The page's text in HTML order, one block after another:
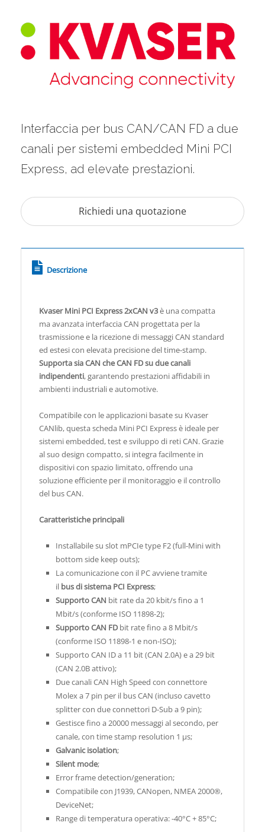
Interfaccia per bus CAN/CAN FD a due
canali per sistemi embedded Mini PCI
Express, ad elevate prestazioni.
Descrizione
Kvaser Mini PCI Express 2xCAN v3è una compatta
ma avanzata interfaccia CAN progettata per la
trasmissione e la ricezione di messaggi CAN standard
ed estesi con elevata precisione del time-stamp.
Supporta sia CAN che CAN FD su due canali
indipendenti, garantendo prestazioni affidabili in
ambienti industriali e automotive.
Compatibile con le applicazioni basate su Kvaser
CANlib, questa scheda Mini PCI Express è ideale per
sistemi embedded, test e sviluppo di reti CAN. Grazie
al suo design compatto, si integra facilmente in
dispositivi con spazio limitato, offrendo una
soluzione efficiente per il monitoraggio e il controllo
del bus CAN.
Caratteristiche principali
Installabile su slot mPCIe type F2 (full-Mini with
bottom side keep outs);
La comunicazione con il PC avviene tramite
il bus di sistema PCI Express;
Supporto CAN bit rate da 20 kbit/s fino a 1
Mbit/s (conforme ISO 11898-2);
Supporto CAN FD bit rate fino a 8 Mbit/s
(conforme ISO 11898-1 e non-ISO);
Supporto CAN ID a 11 bit (CAN 2.0A) e a 29 bit
(CAN 2.0B attivo);
Due canali CAN High Speed con connettore
Molex a 7 pin per il bus CAN (incluso cavetto
splitter con due connettori D-Sub a 9 pin);
Gestisce fino a 20000 messaggi al secondo, per
canale, con time stamp resolution 1 µs;
Galvanic isolation;
Silent mode;
Error frame detection/generation;
Compatibile con J1939, CANopen, NMEA 2000®,
DeviceNet;
Range di temperatura operativa: -40°C + 85°C;